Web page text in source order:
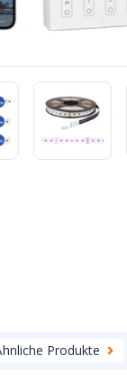
Produkte